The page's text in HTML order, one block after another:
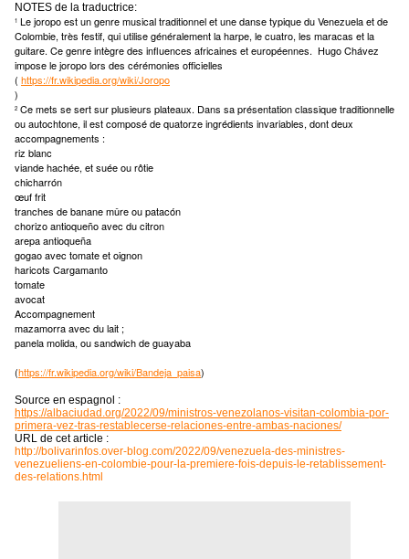
NOTES de la traductrice:
1 Le joropo est un genre musical traditionnel et une danse typique du Venezuela et de
Colombie, très festif, qui utilise généralement la harpe, le cuatro, les maracas et la
guitare. Ce genre intègre des influences africaines et européennes. Hugo Chávez
impose le joropo lors des cérémonies officielles
( https://fr.wikipedia.org/wiki/Joropo
)
2 Ce mets se sert sur plusieurs plateaux. Dans sa présentation classique traditionnelle
ou autochtone, il est composé de quatorze ingrédients invariables, dont deux
accompagnements :
riz blanc
viande hachée, et suée ou rôtie
chicharrón
œuf frit
tranches de banane mûre ou patacón
chorizo antioqueño avec du citron
arepa antioqueña
gogao avec tomate et oignon
haricots Cargamanto
tomate
avocat
Accompagnement
mazamorra avec du lait ;
panela molida, ou sandwich de guayaba
(https://fr.wikipedia.org/wiki/Bandeja_paisa)
Source en espagnol :
https://albaciudad.org/2022/09/ministros-venezolanos-visitan-colombia-por-
primera-vez-tras-restablecerse-relaciones-entre-ambas-naciones/
URL de cet article :
http://bolivarinfos.over-blog.com/2022/09/venezuela-des-ministres-
venezueliens-en-colombie-pour-la-premiere-fois-depuis-le-retablissement-
des-relations.html